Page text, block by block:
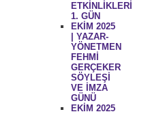
ETKİNLİKLERİ
1. GÜN
EKİM 2025
| YAZAR-
YÖNETMEN
FEHMİ
GERÇEKER
SÖYLEŞİ
VE İMZA
GÜNÜ
EKİM 2025